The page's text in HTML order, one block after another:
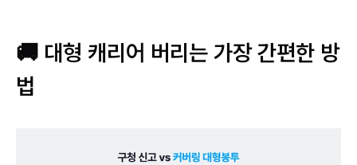
🚚 대형 캐리어 버리는 가장 간편한 방
법